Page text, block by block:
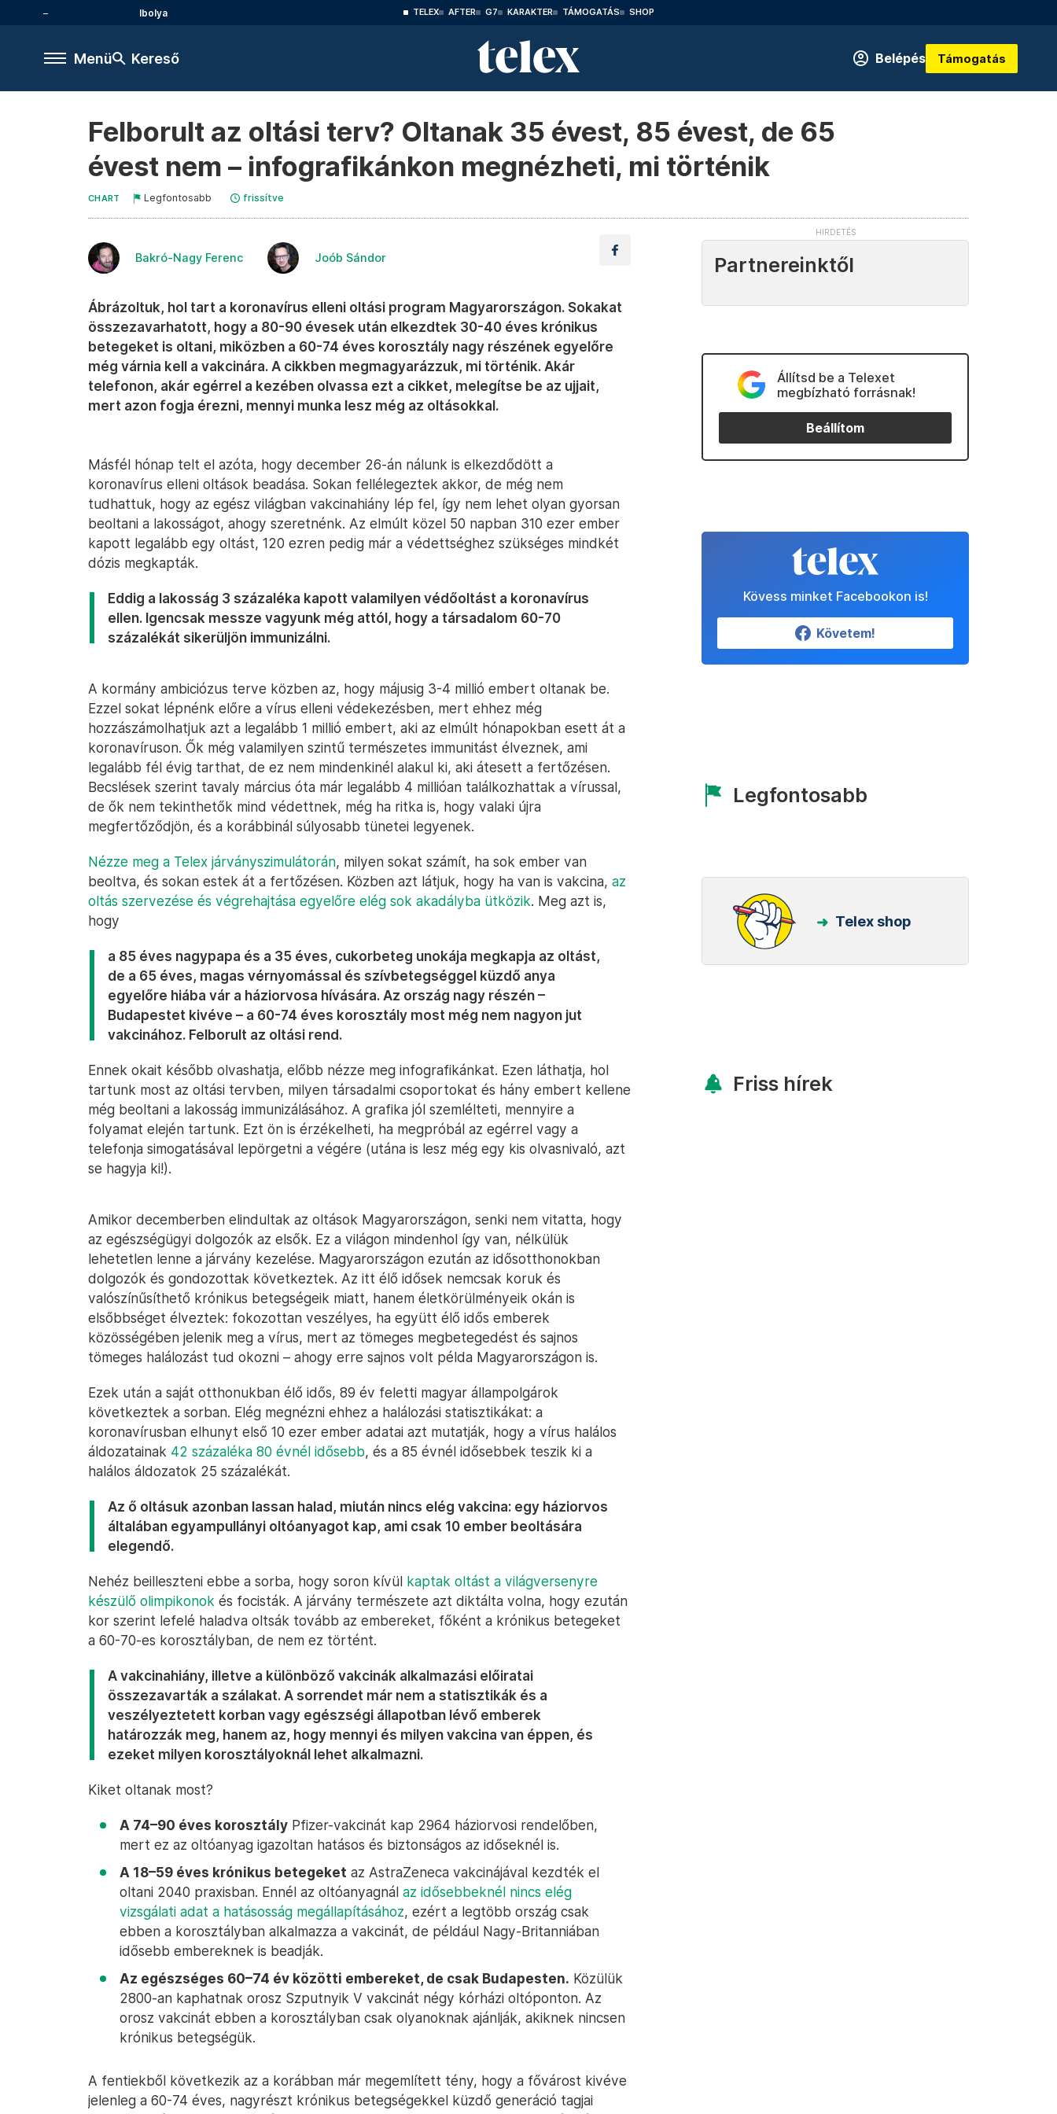
Ibolya TELEX AFTER G7 KARAKTER TÁMOGATÁS SHOP
Menü Kereső Belépés Támogatás
Felborult az oltási terv? Oltanak 35 évest, 85 évest, de 65
évest nem – infografikánkon megnézheti, mi történik
CHART Legfontosabb frissítve
Bakró-Nagy Ferenc Joób Sándor
Ábrázoltuk, hol tart a koronavírus elleni oltási program Magyarországon. Sokakat
összezavarhatott, hogy a 80-90 évesek után elkezdtek 30-40 éves krónikus
betegeket is oltani, miközben a 60-74 éves korosztály nagy részének egyelőre
még várnia kell a vakcinára. A cikkben megmagyarázzuk, mi történik. Akár
telefonon, akár egérrel a kezében olvassa ezt a cikket, melegítse be az ujjait,
mert azon fogja érezni, mennyi munka lesz még az oltásokkal.
Másfél hónap telt el azóta, hogy december 26-án nálunk is elkezdődött a
koronavírus elleni oltások beadása. Sokan fellélegeztek akkor, de még nem
tudhattuk, hogy az egész világban vakcinahiány lép fel, így nem lehet olyan gyorsan
beoltani a lakosságot, ahogy szeretnénk. Az elmúlt közel 50 napban 310 ezer ember
kapott legalább egy oltást, 120 ezren pedig már a védettséghez szükséges mindkét
dózis megkapták.
Eddig a lakosság 3 százaléka kapott valamilyen védőoltást a koronavírus
ellen. Igencsak messze vagyunk még attól, hogy a társadalom 60-70
százalékát sikerüljön immunizálni.
A kormány ambiciózus terve közben az, hogy májusig 3-4 millió embert oltanak be.
Ezzel sokat lépnénk előre a vírus elleni védekezésben, mert ehhez még
hozzászámolhatjuk azt a legalább 1 millió embert, aki az elmúlt hónapokban esett át a
koronavíruson. Ők még valamilyen szintű természetes immunitást élveznek, ami
legalább fél évig tarthat, de ez nem mindenkinél alakul ki, aki átesett a fertőzésen.
Becslések szerint tavaly március óta már legalább 4 millióan találkozhattak a vírussal,
de ők nem tekinthetők mind védettnek, még ha ritka is, hogy valaki újra
megfertőződjön, és a korábbinál súlyosabb tünetei legyenek.
Nézze meg a Telex járványszimulátorán, milyen sokat számít, ha sok ember van
beoltva, és sokan estek át a fertőzésen. Közben azt látjuk, hogy ha van is vakcina, az
oltás szervezése és végrehajtása egyelőre elég sok akadályba ütközik. Meg azt is,
hogy
a 85 éves nagypapa és a 35 éves, cukorbeteg unokája megkapja az oltást,
de a 65 éves, magas vérnyomással és szívbetegséggel küzdő anya
egyelőre hiába vár a háziorvosa hívására. Az ország nagy részén –
Budapestet kivéve – a 60-74 éves korosztály most még nem nagyon jut
vakcinához. Felborult az oltási rend.
Ennek okait később olvashatja, előbb nézze meg infografikánkat. Ezen láthatja, hol
tartunk most az oltási tervben, milyen társadalmi csoportokat és hány embert kellene
még beoltani a lakosság immunizálásához. A grafika jól szemlélteti, mennyire a
folyamat elején tartunk. Ezt ön is érzékelheti, ha megpróbál az egérrel vagy a
telefonja simogatásával lepörgetni a végére (utána is lesz még egy kis olvasnivaló, azt
se hagyja ki!).
Amikor decemberben elindultak az oltások Magyarországon, senki nem vitatta, hogy
az egészségügyi dolgozók az elsők. Ez a világon mindenhol így van, nélkülük
lehetetlen lenne a járvány kezelése. Magyarországon ezután az idősotthonokban
dolgozók és gondozottak következtek. Az itt élő idősek nemcsak koruk és
valószínűsíthető krónikus betegségeik miatt, hanem életkörülményeik okán is
elsőbbséget élveztek: fokozottan veszélyes, ha együtt élő idős emberek
közösségében jelenik meg a vírus, mert az tömeges megbetegedést és sajnos
tömeges halálozást tud okozni – ahogy erre sajnos volt példa Magyarországon is.
Ezek után a saját otthonukban élő idős, 89 év feletti magyar állampolgárok
következtek a sorban. Elég megnézni ehhez a halálozási statisztikákat: a
koronavírusban elhunyt első 10 ezer ember adatai azt mutatják, hogy a vírus halálos
áldozatainak 42 százaléka 80 évnél idősebb, és a 85 évnél idősebbek teszik ki a
halálos áldozatok 25 százalékát.
Az ő oltásuk azonban lassan halad, miután nincs elég vakcina: egy háziorvos
általában egyampullányi oltóanyagot kap, ami csak 10 ember beoltására
elegendő.
Nehéz beilleszteni ebbe a sorba, hogy soron kívül kaptak oltást a világversenyre
készülő olimpikonok és focisták. A járvány természete azt diktálta volna, hogy ezután
kor szerint lefelé haladva oltsák tovább az embereket, főként a krónikus betegeket
a 60-70-es korosztályban, de nem ez történt.
A vakcinahiány, illetve a különböző vakcinák alkalmazási előiratai
összezavarták a szálakat. A sorrendet már nem a statisztikák és a
veszélyeztetett korban vagy egészségi állapotban lévő emberek
határozzák meg, hanem az, hogy mennyi és milyen vakcina van éppen, és
ezeket milyen korosztályoknál lehet alkalmazni.
Kiket oltanak most?
A 74–90 éves korosztály Pfizer-vakcinát kap 2964 háziorvosi rendelőben,
mert ez az oltóanyag igazoltan hatásos és biztonságos az időseknél is.
A 18–59 éves krónikus betegeket az AstraZeneca vakcinájával kezdték el
oltani 2040 praxisban. Ennél az oltóanyagnál az idősebbeknél nincs elég
vizsgálati adat a hatásosság megállapításához, ezért a legtöbb ország csak
ebben a korosztályban alkalmazza a vakcinát, de például Nagy-Britanniában
idősebb embereknek is beadják.
Az egészséges 60–74 év közötti embereket, de csak Budapesten. Közülük
2800-an kaphatnak orosz Szputnyik V vakcinát négy kórházi oltóponton. Az
orosz vakcinát ebben a korosztályban csak olyanoknak ajánlják, akiknek nincsen
krónikus betegségük.
A fentiekből következik az a korábban már megemlített tény, hogy a fővárost kivéve
jelenleg a 60-74 éves, nagyrészt krónikus betegségekkel küzdő generáció tagjai
Partnereinktől
Állítsd be a Telexet
megbízható forrásnak!
Beállítom
Kövess minket Facebookon is!
Követem!
Legfontosabb
Telex shop
Friss hírek